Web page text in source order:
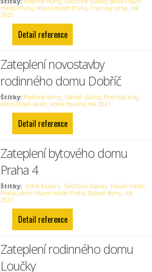
město Praha, Hlavní město Praha,Trámový strop, rok
2021
Detail reference
Zateplení novostavby
rodinného domu Dobříč
Štítky: Rodinné domy, Skelné vlákno, Plzeňský kraj,
okres Plzeň-sever,Volné foukání, rok 2021
Detail reference
Zateplení bytového domu
Praha 4
Štítky: Volné foukání, Čedičové vlákno, Hlavní město
Praha,okres Hlavní město Praha, Bytové domy, rok
2021
Detail reference
Zateplení rodinného domu
Loučky